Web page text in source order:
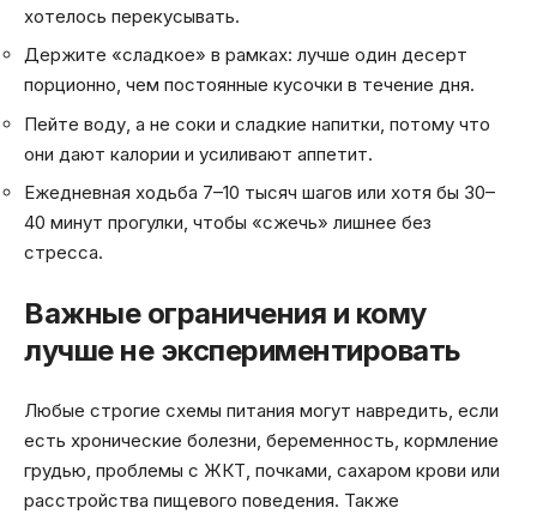
хотелось перекусывать.
Держите «сладкое» в рамках: лучше один десерт
порционно, чем постоянные кусочки в течение дня.
Пейте воду, а не соки и сладкие напитки, потому что
они дают калории и усиливают аппетит.
Ежедневная ходьба 7–10 тысяч шагов или хотя бы 30–
40 минут прогулки, чтобы «сжечь» лишнее без
стресса.
Важные ограничения и кому
лучше не экспериментировать
Любые строгие схемы питания могут навредить, если
есть хронические болезни, беременность, кормление
грудью, проблемы с ЖКТ, почками, сахаром крови или
расстройства пищевого поведения. Также